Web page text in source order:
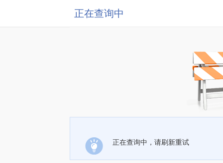
正在查询中
正在查询中，请刷新重试